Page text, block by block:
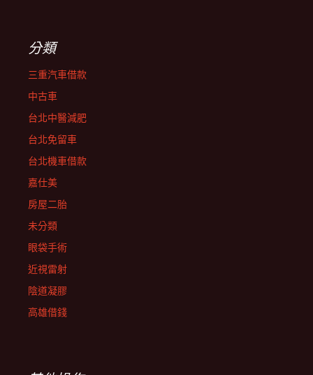
分類
三重汽車借款
中古車
台北中醫減肥
台北免留車
台北機車借款
嘉仕美
房屋二胎
未分類
眼袋手術
近視雷射
陰道凝膠
高雄借錢